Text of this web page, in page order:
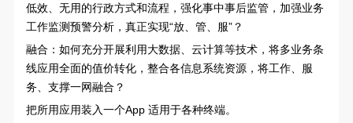
低效、无用的行政方式和流程，强化事中事后监管，加强业务
工作监测预警分析，真正实现“放、管、服”？
融合：如何充分开展利用大数据、云计算等技术，将多业务条
线应用全面的值价转化，整合各信息系统资源，将工作、服
务、支撑一网融合？
把所用应用装入一个App 适用于各种终端。